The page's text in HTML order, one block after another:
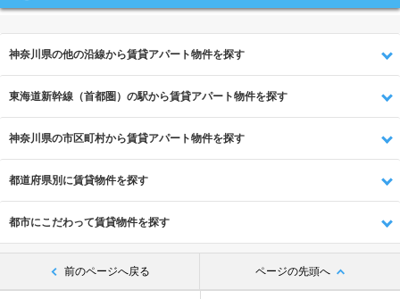
神奈川県の他の沿線から賃貸アパート物件を探す
東海道新幹線（首都圏）の駅から賃貸アパート物件を探す
神奈川県の市区町村から賃貸アパート物件を探す
都道府県別に賃貸物件を探す
都市にこだわって賃貸物件を探す
前のページへ戻る ページの先頭へ